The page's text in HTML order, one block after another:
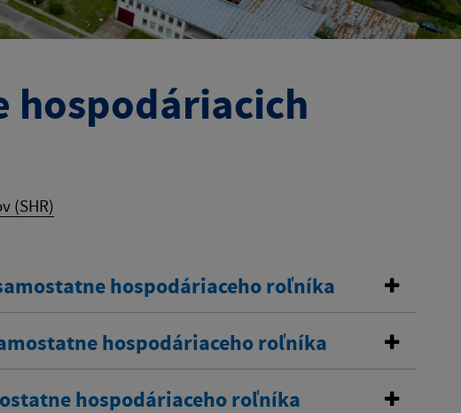
hospodáriacich
(SHR)
hospodáriaceho roľníka
hospodáriaceho roľníka
hospodáriaceho roľníka